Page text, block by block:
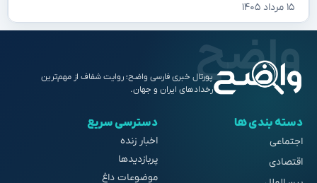
۱۵ مرداد ۱۴۰۵
پورتال خبری فارسی واضح؛ روایت شفاف از مهم‌ترین
رخدادهای ایران و جهان.
دسته بندی ها
اجتماعی
اقتصادی
دسترسی سریع
اخبار زنده
پربازدیدها
موضوعات داغ